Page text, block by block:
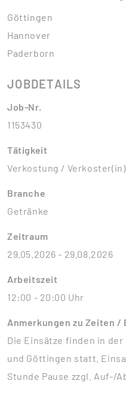
Göttingen
Hannover
Paderborn
JOBDETAILS
Job-Nr.
1153430
Tätigkeit
Verkostung / Verkoster(in)
Branche
Getränke
Zeitraum
29.05.2026 - 29.08.2026
Arbeitszeit
12:00 - 20:00 Uhr
Anmerkungen zu Zeiten /
Die Einsätze finden in der
und Göttingen statt.
Stunde Pause zzgl. Auf-/